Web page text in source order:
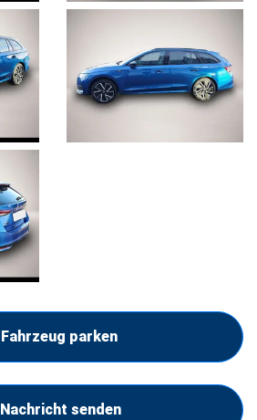
Fahrzeug parken
Nachricht senden